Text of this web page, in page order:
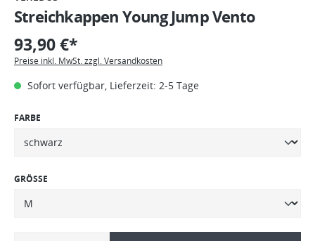
Streichkappen Young Jump Vento
93,90 €*
Preise inkl. MwSt. zzgl. Versandkosten
Sofort verfügbar, Lieferzeit: 2-5 Tage
FARBE
GRÖSSE